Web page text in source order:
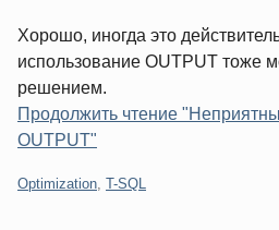
Хорошо, иногда это
использование OUTPUT тоже
решением.
Продолжить чтение
OUTPUT"
Категории:
Optimization T-SQL